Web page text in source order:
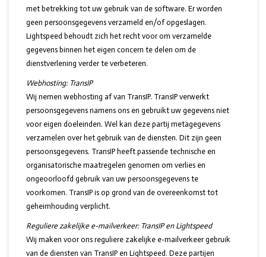
met betrekking tot uw gebruik van de software. Er worden
geen persoonsgegevens verzameld en/of opgeslagen.
Lightspeed behoudt zich het recht voor om verzamelde
gegevens binnen het eigen concern te delen om de
dienstverlening verder te verbeteren.
Webhosting: TransIP
Wij nemen webhosting af van TransIP. TransIP verwerkt
persoonsgegevens namens ons en gebruikt uw gegevens niet
voor eigen doeleinden. Wel kan deze partij metagegevens
verzamelen over het gebruik van de diensten. Dit zijn geen
persoonsgegevens. TransIP heeft passende technische en
organisatorische maatregelen genomen om verlies en
ongeoorloofd gebruik van uw persoonsgegevens te
voorkomen. TransIP is op grond van de overeenkomst tot
geheimhouding verplicht.
Reguliere zakelijke e-mailverkeer: TransIP en Lightspeed
Wij maken voor ons reguliere zakelijke e-mailverkeer gebruik
van de diensten van TransIP en Lightspeed. Deze partijen